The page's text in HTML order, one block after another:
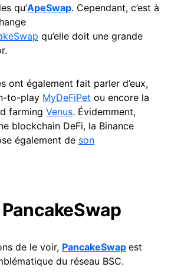
qu’ApeSwap. Cependant, c’est à
qu’elle doit une grande
ont également fait parler d’eux,
to-play MyDeFiPet ou encore la
farming Venus. Évidemment,
blockchain DeFi, la Binance
également de son
de le voir, PancakeSwap est
du réseau BSC.